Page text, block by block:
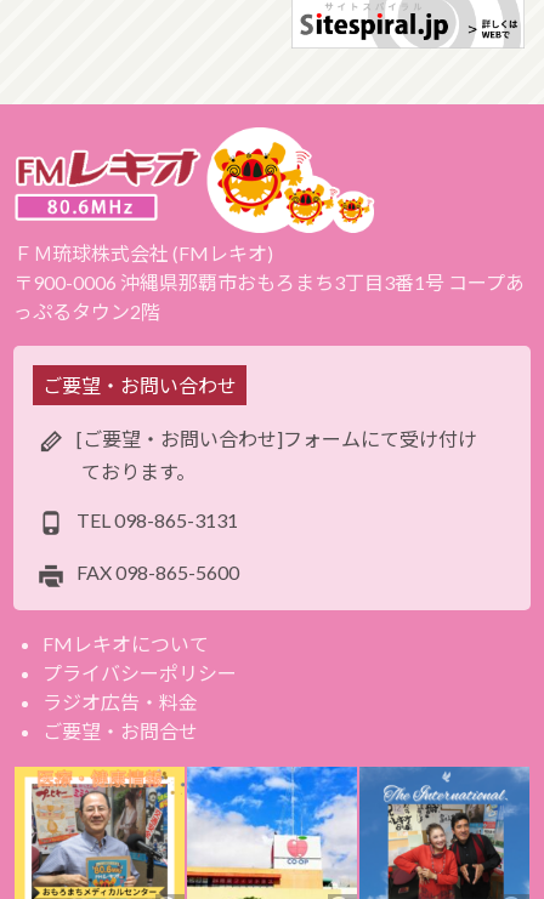
ＦＭ琉球株式会社 (FMレキオ)
〒900-0006 沖縄県那覇市おもろまち3丁目3番1号 コープあ
っぷるタウン2階
ご要望・お問い合わせ
[ご要望・お問い合わせ]フォームにて受け付け
ております。
TEL098-865-3131
FAX098-865-5600
FMレキオについて
プライバシーポリシー
ラジオ広告・料金
ご要望・お問合せ